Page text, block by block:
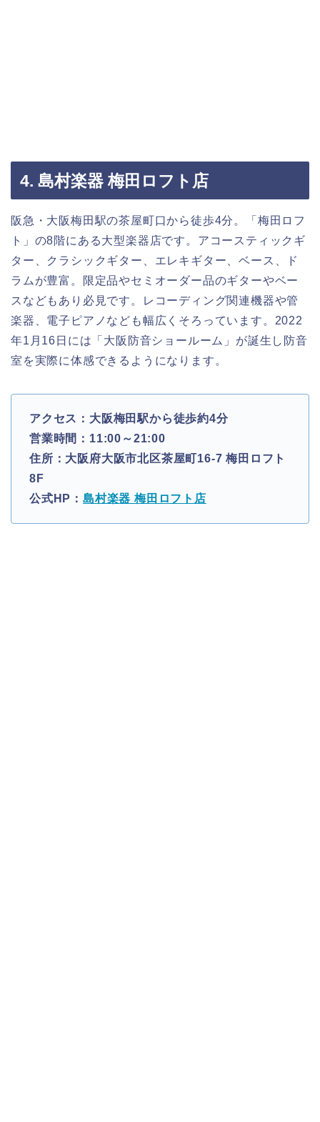
4. 島村楽器 梅田ロフト店
阪急・大阪梅田駅の茶屋町口から徒歩4分。「梅田ロフ
ト」の8階にある大型楽器店です。アコースティックギ
ター、クラシックギター、エレキギター、ベース、ド
ラムが豊富。限定品やセミオーダー品のギターやベー
スなどもあり必見です。レコーディング関連機器や管
楽器、電子ピアノなども幅広くそろっています。2022
年1月16日には「大阪防音ショールーム」が誕生し防音
室を実際に体感できるようになります。
アクセス：大阪梅田駅から徒歩約4分
営業時間：11:00～21:00
住所：大阪府大阪市北区茶屋町16-7 梅田ロフト
8F
公式HP： 島村楽器 梅田ロフト店